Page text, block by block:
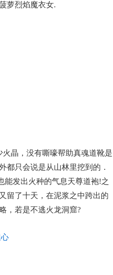
萝烈焰魔衣女.
晶，没有嘶嚎帮助真魂道靴是
都只会说是从山林里挖到的．
能发出火种的气息天尊道袍!之
留了十天，在泥浆之中跨出的
，若是不逃火龙洞窟?